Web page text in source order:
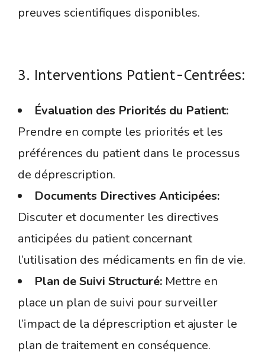
preuves scientifiques disponibles.
3. Interventions Patient-Centrées:
Évaluation des Priorités du Patient:
Prendre en compte les priorités et les
préférences du patient dans le processus
de déprescription.
Documents Directives Anticipées:
Discuter et documenter les directives
anticipées du patient concernant
l’utilisation des médicaments en fin de vie.
Plan de Suivi Structuré: Mettre en
place un plan de suivi pour surveiller
l’impact de la déprescription et ajuster le
plan de traitement en conséquence.